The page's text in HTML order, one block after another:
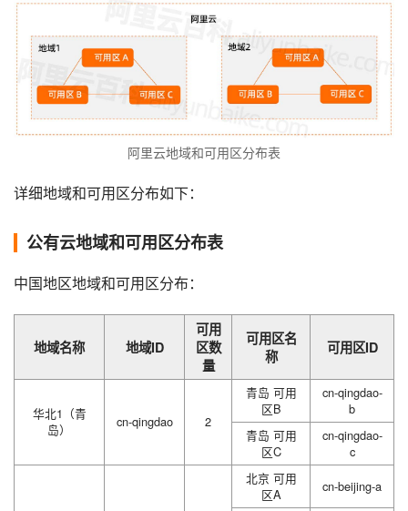
阿里云地域和可用区分布表
详细地域和可用区分布如下：
公有云地域和可用区分布表
中国地区地域和可用区分布：
地域名称 地域ID
可用
区数
量
可用区名
称
可用区ID
华北1（青
岛）
cn-qingdao 2
青岛 可用
区B
cn-qingdao-
b
青岛 可用
区C
cn-qingdao-
c
北京 可用
区A
cn-beijing-a